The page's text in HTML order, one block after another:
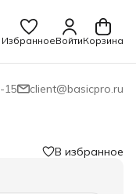
ИзбранноеВойтиКорзина
15 client@basicpro.ru
В избранное